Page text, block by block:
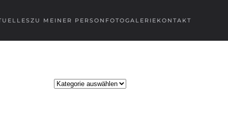
ZU MEINER PERSON FOTOGALERIE KONTAKT
Kategorien